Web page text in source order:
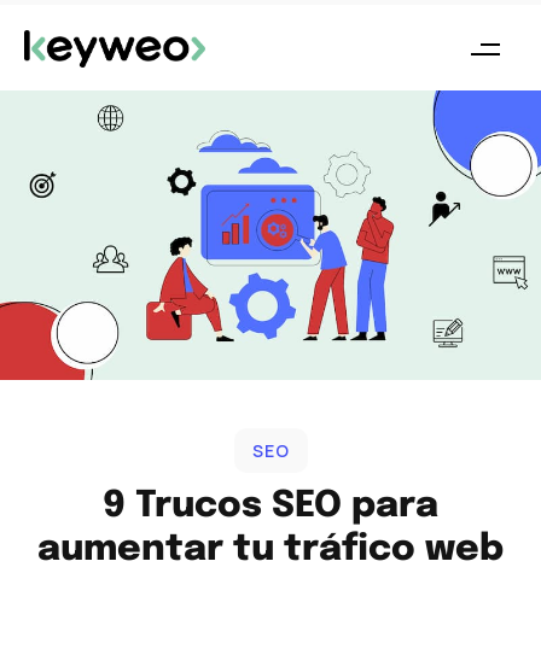
SEO
9 Trucos SEO para
aumentar tu tráfico web